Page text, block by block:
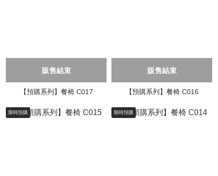
販售結束
【預購系列】餐椅 C017
販售結束
【預購系列】餐椅 C016
限時預購 限時預購